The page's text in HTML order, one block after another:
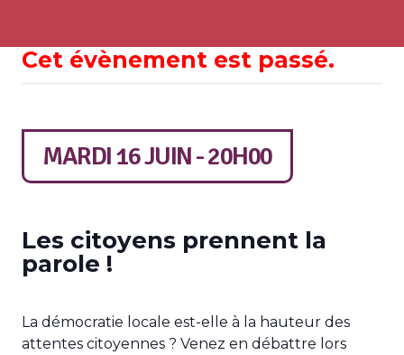
Cet évènement est passé.
MARDI 16 JUIN - 20H00
Les citoyens prennent la
parole !
La démocratie locale est-elle à la hauteur des
attentes citoyennes ? Venez en débattre lors